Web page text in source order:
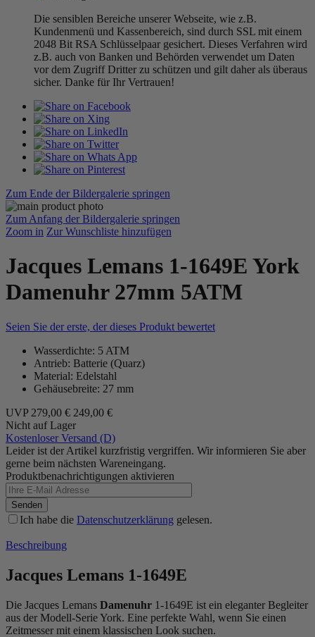
Die sensiblen Bereiche unserer Webseite, wie z.B.
Kundenmenü und Kassenbereich, sind durch SSL mit einem
2048 Bit RSA Schlüsselpaar gesichert. Dieses Verfahren wird
z.B. auch von Banken und Behörden verwendet um Daten
vor dem Zugriff Dritter zu schützen und gilt daher als überaus
sicher. Danke für Ihr Vertrauen!
Zum Ende der Bildergalerie springen
Zum Anfang der Bildergalerie springen
Zoom in Zur Wunschliste hinzufügen
Jacques Lemans 1-1649E York
Damenuhr 27mm 5ATM
Seien Sie der erste, der dieses Produkt bewertet
Wasserdichte: 5 ATM
Antrieb: Batterie (Quarz)
Material: Edelstahl
Gehäusebreite: 27 mm
UVP 279,00 € 249,00 €
Nicht auf Lager
Kostenloser Versand (D)
Leider ist der Artikel kurzfristig vergriffen. Wir informieren Sie aber
gerne beim nächsten Wareneingang.
Produktbenachrichtigungen aktivieren
Senden
Ich habe die Datenschutzerklärung gelesen.
Beschreibung
Jacques Lemans 1-1649E
Die Jacques Lemans Damenuhr 1-1649E ist ein eleganter Begleiter
aus der Modell-Serie York. Eine perfekte Wahl, wenn Sie einen
Zeitmesser mit einem klassischen Look suchen.